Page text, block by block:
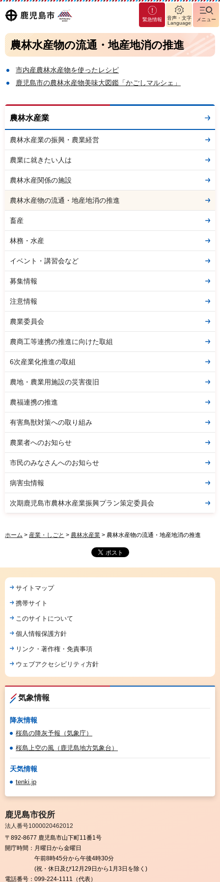
鹿児島
市
マグ
マシ
ティ
鹿児
島市
緊急情報
音声・文字
Language
メニュー
農林水産物の流通・地産地消の推進
市内産農林水産物を使ったレシピ
鹿児島市の農林水産物美味大図鑑「かごしマルシェ」
農林水産業
農林水産業の振興・農業経営
農業に就きたい人は
農林水産関係の施設
農林水産物の流通・地産地消の推進
畜産
林務・水産
イベント・講習会など
募集情報
注意情報
農業委員会
農商工等連携の推進に向けた取組
6次産業化推進の取組
農地・農業用施設の災害復旧
農福連携の推進
有害鳥獣対策への取り組み
農業者へのお知らせ
市民のみなさんへのお知らせ
病害虫情報
次期鹿児島市農林水産業振興プラン策定委員会
ホーム > 産業・しごと > 農林水産業 > 農林水産物の流通・地産地消の推進
サイトマップ
携帯サイト
このサイトについて
個人情報保護方針
リンク・著作権・免責事項
ウェブアクセシビリティ方針
気象情報
降灰情報
桜島の降灰予報（気象庁）
桜島上空の風（鹿児島地方気象台）
天気情報
tenki.jp
鹿児島市役所
法人番号1000020462012
〒892-8677 鹿児島市山下町11番1号
開庁時間： 月曜日から金曜日
午前8時45分から午後4時30分
(祝・休日及び12月29日から1月3日を除く)
電話番号： 099-224-1111（代表）